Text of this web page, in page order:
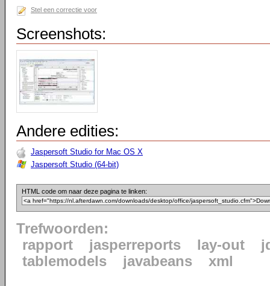
Stel een correctie voor
Screenshots:
Andere edities:
Jaspersoft Studio for Mac OS X
Jaspersoft Studio (64-bit)
HTML code om naar deze pagina te linken:
Trefwoorden:
rapport
jasperreports lay-out
tablemodels
javabeans xml